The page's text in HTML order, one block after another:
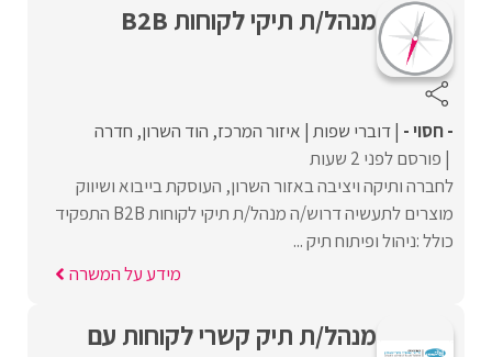
מנהל/ת תיקי לקוחות B2B
- חסוי - דוברי שפות איזור המרכז הוד השרון חדרה
פורסם לפני 2 שעות
לחברה ותיקה ויציבה באזור השרון, העוסקת בייבוא ושיווק
מוצרים לתעשיה דרוש/ה מנהל/ת תיקי לקוחות B2B התפקיד
כולל :ניהול ופיתוח תיק ...
מידע על המשרה
מנהל/ת תיק קשרי לקוחות עם